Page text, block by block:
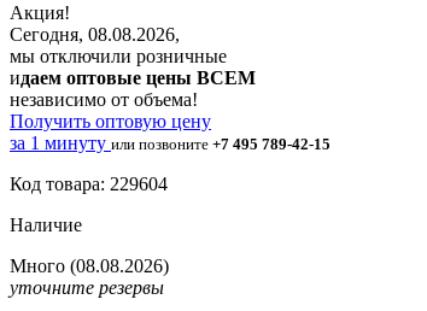
Акция!
Сегодня, 08.08.2026,
мы отключили розничные
идаем оптовые цены ВСЕМ
независимо от объема!
Получить оптовую цену
за 1 минуту или позвоните +7 495 789-42-15
Код товара: 229604
Наличие
Много (08.08.2026)
уточните резервы